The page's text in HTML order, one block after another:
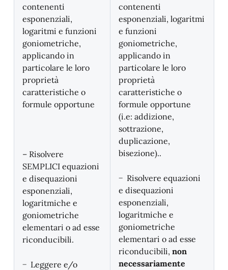
contenenti
esponenziali,
logaritmi e funzioni
goniometriche,
applicando in
particolare le loro
proprietà
caratteristiche o
formule opportune
– Risolvere
SEMPLICI equazioni
e disequazioni
esponenziali,
logaritmiche e
goniometriche
elementari o ad esse
riconducibili.
− Leggere e/o
contenenti
esponenziali, logaritmi
e funzioni
goniometriche,
applicando in
particolare le loro
proprietà
caratteristiche o
formule opportune
(i.e: addizione,
sottrazione,
duplicazione,
bisezione)..
− Risolvere equazioni
e disequazioni
esponenziali,
logaritmiche e
goniometriche
elementari o ad esse
riconducibili, non
necessariamente